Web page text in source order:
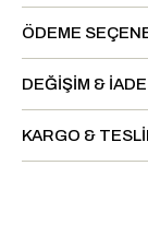
ÖDEME
DEĞIŞIM & İADE
KARGO &